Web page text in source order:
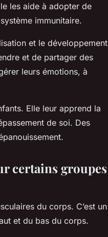
les aide à adopter de
immunitaire.
et le développement
et de partager des
leurs émotions, à
Elle leur apprend la
de soi. Des
certains groupes
du corps. C’est un
et du bas du corps.